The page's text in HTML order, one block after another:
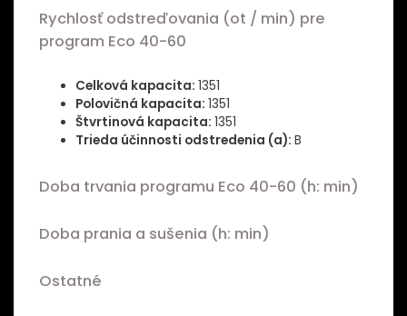
Rychlosť odstreďovania (ot / min) pre
program Eco 40-60
Celková kapacita: 1351
Polovičná kapacita: 1351
Štvrtinová kapacita: 1351
Trieda účinnosti odstredenia (a): B
Doba trvania programu Eco 40-60 (h: min)
Doba prania a sušenia (h: min)
Ostatné